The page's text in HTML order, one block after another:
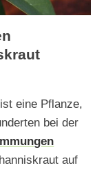
eine Pflanze,
bei der
auf